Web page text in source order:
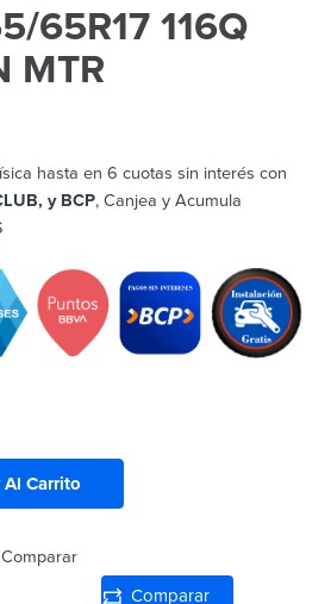
65R17 116Q
MTR
hasta en 6 cuotas sin interés con
y BCP, Canjea y Acumula
Carrito
Comparar
Comparar